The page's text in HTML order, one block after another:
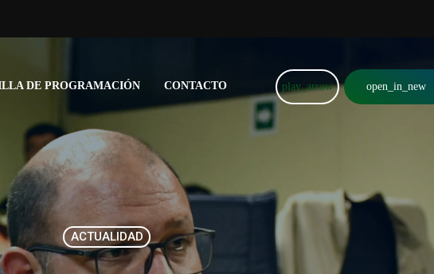
DE PROGRAMACIÓN CONTACTO play_arrow open_in_new
ACTUALIDAD